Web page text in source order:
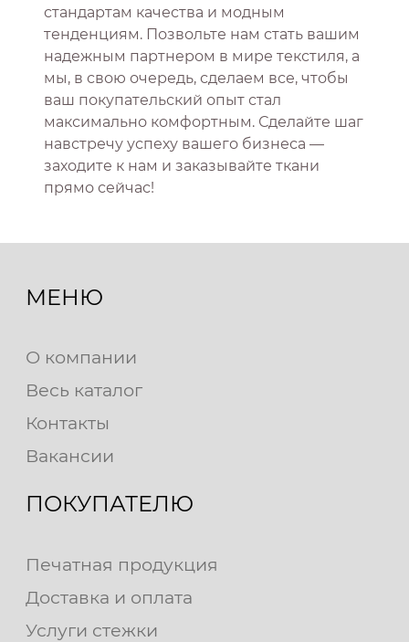
стандартам качества и модным
тенденциям. Позвольте нам стать вашим
надежным партнером в мире текстиля, а
мы, в свою очередь, сделаем все, чтобы
ваш покупательский опыт стал
максимально комфортным. Сделайте шаг
навстречу успеху вашего бизнеса —
заходите к нам и заказывайте ткани
прямо сейчас!
МЕНЮ
О компании
Весь каталог
Контакты
Вакансии
ПОКУПАТЕЛЮ
Печатная продукция
Доставка и оплата
Услуги стежки